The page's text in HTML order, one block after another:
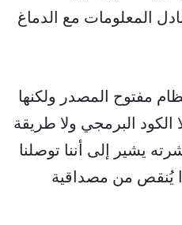
المعلومات مع الدماغ
مفتوح المصدر ولكنها
الكود البرمجي ولا طريقة
يشير إلى أننا توصلنا
يُنقص من مصداقية